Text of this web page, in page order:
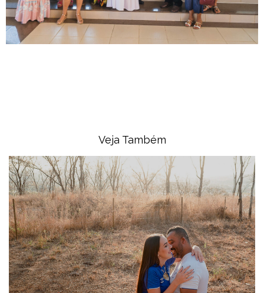
Veja Também